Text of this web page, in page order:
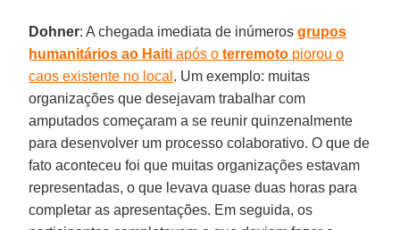
Dohner: A chegada imediata de inúmerosgrupos
humanitários ao Haiti após oterremoto piorou o
caos existente no local . Um exemplo: muitas
organizações que desejavam trabalhar com
amputados começaram a se reunir quinzenalmente
para desenvolver um processo colaborativo. O que de
fato aconteceu foi que muitas organizações estavam
representadas, o que levava quase duas horas para
completar as apresentações. Em seguida, os